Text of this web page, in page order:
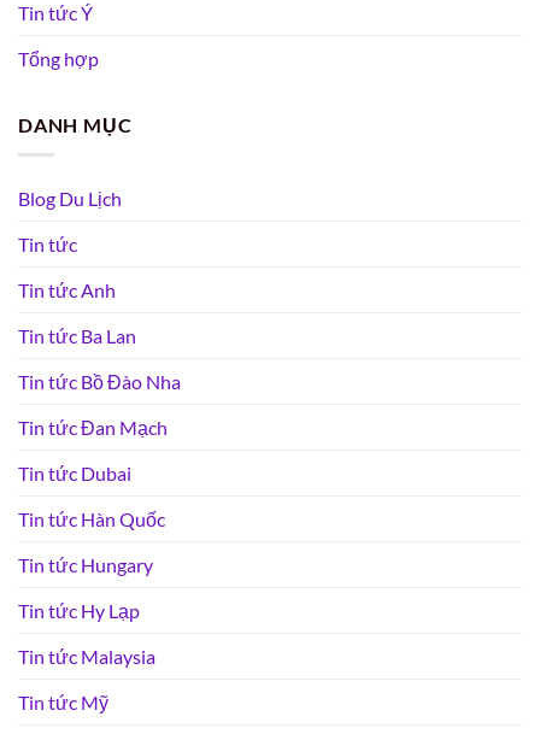
Tin tức Ý
Tổng hợp
DANH MỤC
Blog Du Lịch
Tin tức
Tin tức Anh
Tin tức Ba Lan
Tin tức Bồ Đào Nha
Tin tức Đan Mạch
Tin tức Dubai
Tin tức Hàn Quốc
Tin tức Hungary
Tin tức Hy Lạp
Tin tức Malaysia
Tin tức Mỹ